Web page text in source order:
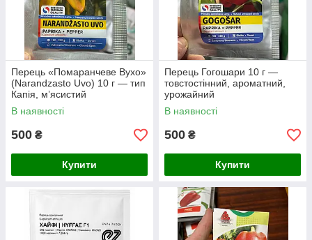
Перець «Помаранчеве Вухо»
(Narandzasto Uvo) 10 г — тип
Капія, м’ясистий
В наявності
500 ₴
Купити
Перець Гогошари 10 г —
товстостінний, ароматний,
урожайний
В наявності
500 ₴
Купити